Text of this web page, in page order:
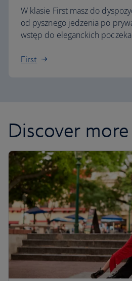
W klasie First masz do
od pysznego jedzenia po
wstęp do eleganckich
First
Discover more